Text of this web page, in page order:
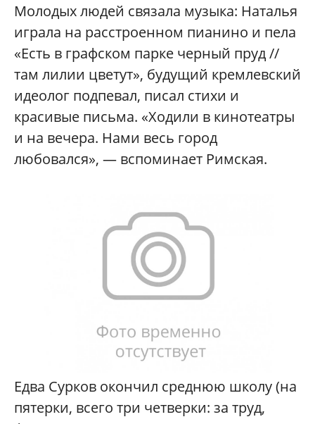
Молодых людей связала музыка: Наталья
играла на расстроенном пианино и пела
«Есть в графском парке черный пруд //
там лилии цветут», будущий кремлевский
идеолог подпевал, писал стихи и
красивые письма. «Ходили в кинотеатры
и на вечера. Нами весь город
любовался», — вспоминает Римская.
Едва Сурков окончил среднюю школу (на
пятерки, всего три четверки: за труд,